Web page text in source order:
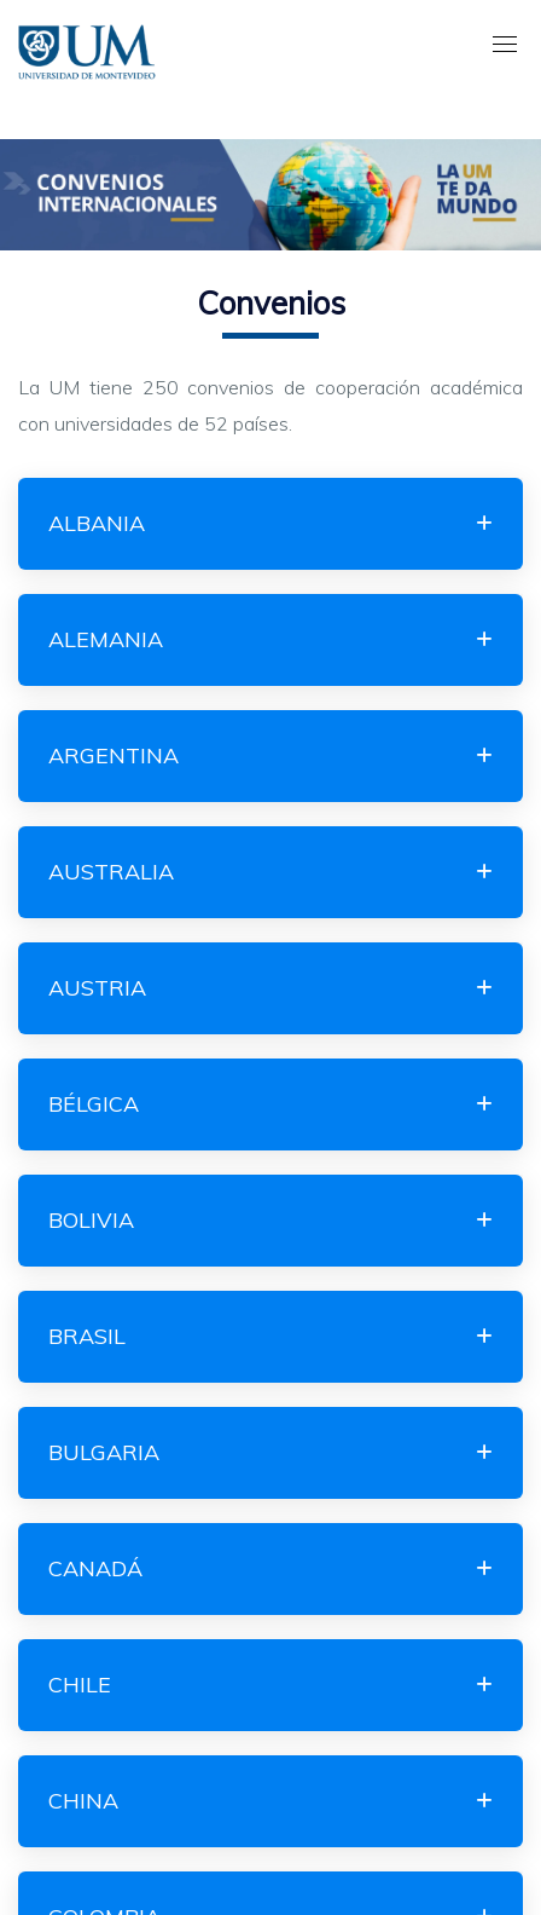
contenido
principal
Convenios
La UM tiene 250 convenios de cooperación académica
con universidades de 52 países.
ALBANIA
ALEMANIA
ARGENTINA
AUSTRALIA
AUSTRIA
BÉLGICA
BOLIVIA
BRASIL
BULGARIA
CANADÁ
CHILE
CHINA